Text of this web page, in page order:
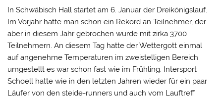
In Schwäbisch Hall startet am 6. Januar der Dreikönigslauf.
Im Vorjahr hatte man schon ein Rekord an Teilnehmer, der
aber in diesem Jahr gebrochen wurde mit zirka 3700
Teilnehmern. An diesem Tag hatte der Wettergott einmal
auf angenehme Temperaturen im zweistelligen Bereich
umgestellt es war schon fast wie im Frühling. Intersport
Schoell hatte wie in den letzten Jahren wieder für ein paar
Läufer von den steide-runners und auch vom Lauftreff